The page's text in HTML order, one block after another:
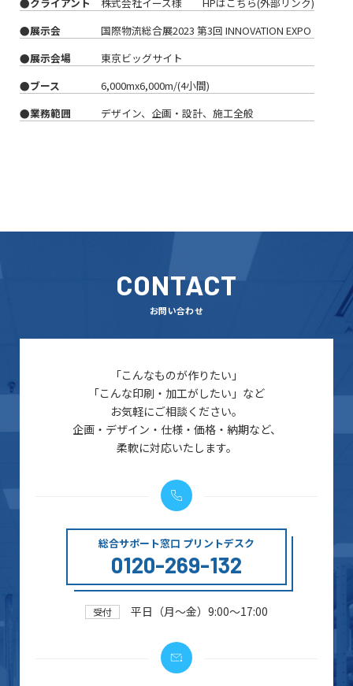
●展示会
国際物流総合展2023 第3回 INNOVATION EXPO
●展示会場
東京ビッグサイト
●ブース
6,000mx6,000m/(4小間)
●業務範囲
デザイン、企画・設計、施工全般
CONTACT
お問い合わせ
「こんなものが作りたい」
「こんな印刷・加工がしたい」など
お気軽にご相談ください。
企画・デザイン・仕様・価格・納期など、
柔軟に対応いたします。
総合サポート窓口 プリントデスク
0120-269-132
受付 平日（月～金）9:00～17:00